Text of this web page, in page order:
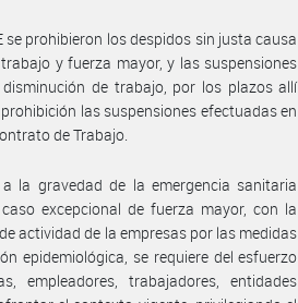
se prohibieron los despidos sin justa causa
y fuerza mayor, y las suspensiones
de trabajo, por los plazos allí
las suspensiones efectuadas en
de Trabajo.
la gravedad de la emergencia sanitaria
excepcional de fuerza mayor, con la
actividad de la empresas por las medidas
epidemiológica, se requiere del esfuerzo
empleadores, trabajadores, entidades